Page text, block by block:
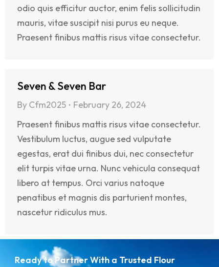
odio quis efficitur auctor, enim felis sollicitudin
mauris, vitae suscipit nisi purus eu neque.
Praesent finibus mattis risus vitae consectetur.
Seven & Seven Bar
By Cfm2025
February 26, 2024
Praesent finibus mattis risus vitae consectetur.
Vestibulum luctus, augue sed vulputate
egestas, erat dui finibus dui, nec consectetur
elit turpis vitae urna. Nunc vehicula consequat
libero at tempus. Orci varius natoque
penatibus et magnis dis parturient montes,
nascetur ridiculus mus.
Ready to Partner With a Trusted Flour